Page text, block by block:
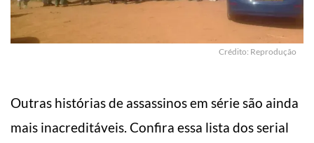
Crédito: Reprodução
Outras histórias de assassinos em série são ainda
mais inacreditáveis. Confira essa lista dos serial